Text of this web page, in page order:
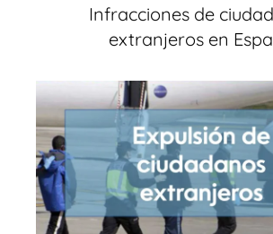
Infracciones de
extranjeros en